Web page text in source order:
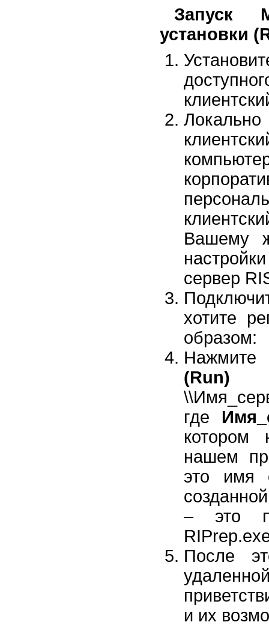
Запуск
установки
Вашему
сервер
хотите
образом:
(Run)
где
котором
нашем
это имя
– это
После
и их